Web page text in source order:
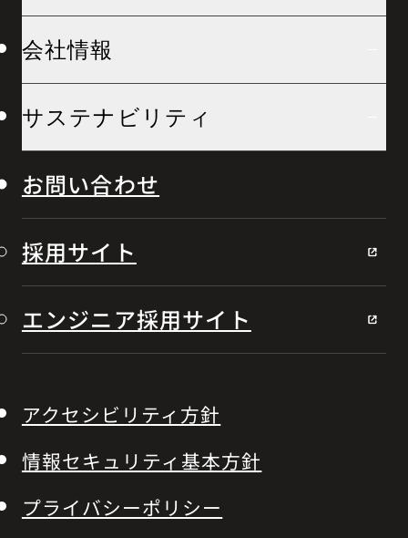
会社情報
サステナビリティ
お問い合わせ
採用サイト
エンジニア採用サイト
アクセシビリティ方針
情報セキュリティ基本方針
プライバシーポリシー